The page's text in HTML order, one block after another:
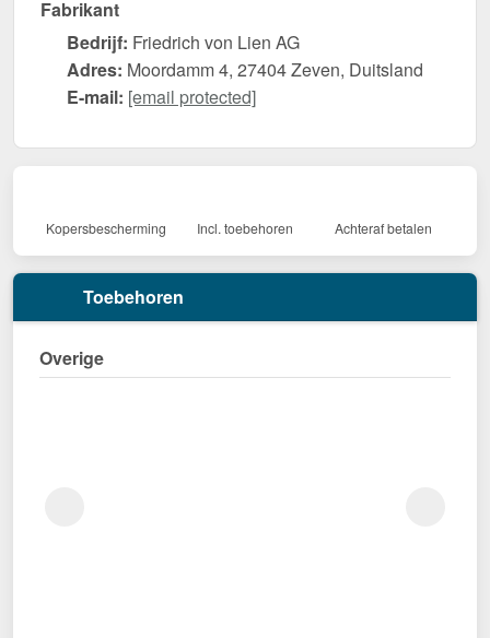
Fabrikant
Bedrijf: Friedrich von Lien AG
Adres: Moordamm 4, 27404 Zeven, Duitsland
E-mail: [email protected]
Kopersbescherming Incl. toebehoren Achteraf betalen
Toebehoren
Overige